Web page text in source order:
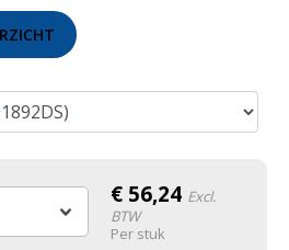
€ 56,24 Excl.
BTW
Per stuk